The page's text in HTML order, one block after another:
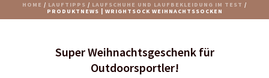
HOME / LAUFTIPPS / LAUFSCHUHE UND LAUFBEKLEIDUNG IM TEST /
PRODUKTNEWS | WRIGHTSOCK WEIHNACHTSSOCKEN
Super Weihnachtsgeschenk für
Outdoorsportler!